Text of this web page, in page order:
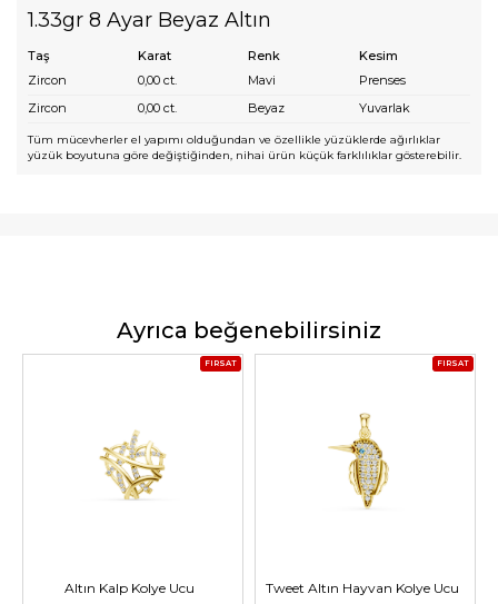
1.33gr 8 Ayar Beyaz Altın
Taş Karat Renk
Kesim
Zircon
0,00 ct. Mavi
Prenses
Zircon
0,00 ct. Beyaz Yuvarlak
Tüm mücevherler el yapımı olduğundan ve özellikle yüzüklerde ağırlıklar
yüzük boyutuna göre değiştiğinden, nihai ürün küçük farklılıklar gösterebilir.
Ayrıca beğenebilirsiniz
FIRSAT
Altın Kalp Kolye Ucu
FIRSAT
Tweet Altın Hayvan Kolye Ucu